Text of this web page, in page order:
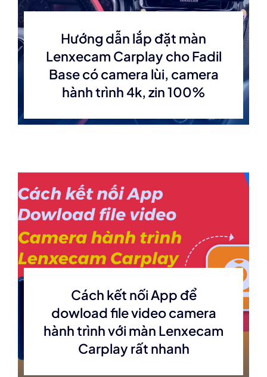
Hướng dẫn lắp đặt màn
Lenxecam Carplay cho Fadil
Base có camera lùi, camera
hành trình 4k, zin 100%
Cách kết nối App để
dowload file video camera
hành trình với màn Lenxecam
Carplay rất nhanh